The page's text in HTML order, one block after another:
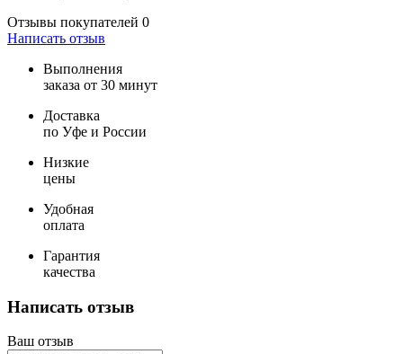
Отзывы покупателей 0
Написать отзыв
Выполнения
заказа от 30 минут
Доставка
по Уфе и России
Низкие
цены
Удобная
оплата
Гарантия
качества
Написать отзыв
Ваш отзыв